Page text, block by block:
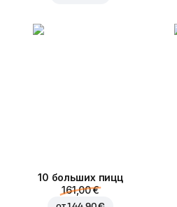
10 больших пицц
161,00 €